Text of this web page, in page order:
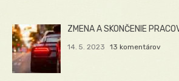
ZMENA A SKONČENIE
14. 5. 2023 13 komentárov